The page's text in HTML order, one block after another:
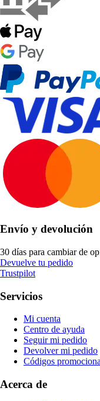
Envío y devolución
30 días para cambiar de
Devuelve tu pedido
Trustpilot
Servicios
Mi cuenta
Centro de ayuda
Seguir mi pedido
Devolver mi pedido
Códigos
Acerca de